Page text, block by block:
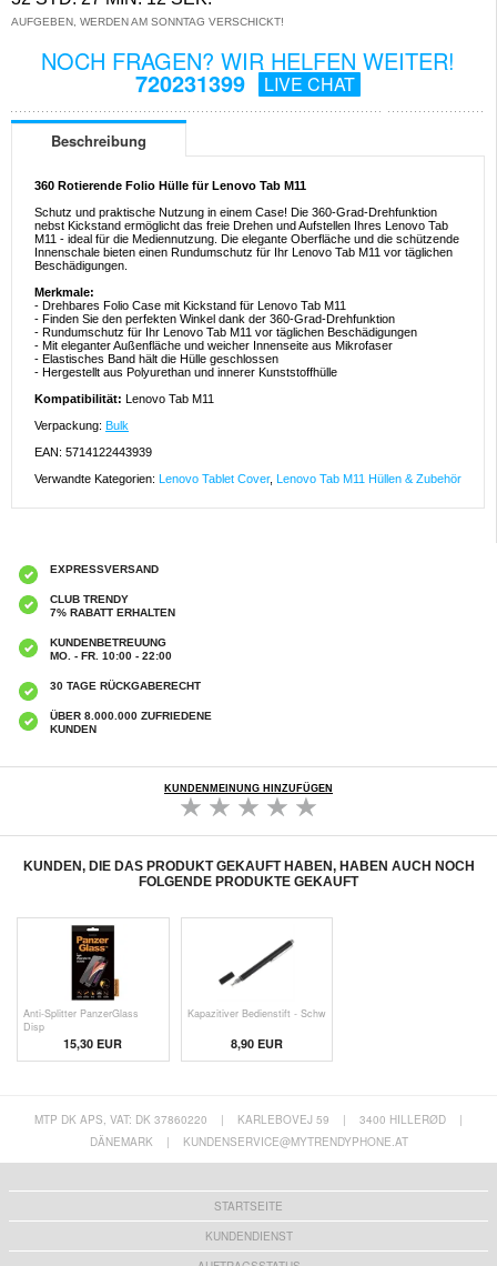
AUFGEBEN, WERDEN AM SONNTAG VERSCHICKT!
NOCH FRAGEN? WIR HELFEN WEITER!
720231399 LIVE CHAT
Beschreibung
360 Rotierende Folio Hülle für Lenovo Tab M11
Schutz und praktische Nutzung in einem Case! Die 360-Grad-Drehfunktion
nebst Kickstand ermöglicht das freie Drehen und Aufstellen Ihres Lenovo Tab
M11 - ideal für die Mediennutzung. Die elegante Oberfläche und die schützende
Innenschale bieten einen Rundumschutz für Ihr Lenovo Tab M11 vor täglichen
Beschädigungen.
Merkmale:
- Drehbares Folio Case mit Kickstand für Lenovo Tab M11
- Finden Sie den perfekten Winkel dank der 360-Grad-Drehfunktion
- Rundumschutz für Ihr Lenovo Tab M11 vor täglichen Beschädigungen
- Mit eleganter Außenfläche und weicher Innenseite aus Mikrofaser
- Elastisches Band hält die Hülle geschlossen
- Hergestellt aus Polyurethan und innerer Kunststoffhülle
Kompatibilität:
Lenovo Tab M11
Verpackung: Bulk
EAN: 5714122443939
Verwandte Kategorien:
Lenovo Tablet Cover, Lenovo Tab M11 Hüllen & Zubehör
EXPRESSVERSAND
CLUB TRENDY
7% RABATT ERHALTEN
KUNDENBETREUUNG
MO. - FR. 10:00 - 22:00
30 TAGE RÜCKGABERECHT
ÜBER 8.000.000 ZUFRIEDENE
KUNDEN
KUNDENMEINUNG HINZUFÜGEN
KUNDEN, DIE DAS PRODUKT GEKAUFT HABEN, HABEN AUCH NOCH
FOLGENDE PRODUKTE GEKAUFT
Anti-Splitter PanzerGlass
Disp
15,30 EUR
Kapazitiver Bedienstift - Schw
8,90 EUR
MTP DK APS, VAT: DK 37860220 | KARLEBOVEJ 59 | 3400 HILLERØD
|
DÄNEMARK
| KUNDENSERVICE@MYTRENDYPHONE.AT
STARTSEITE
KUNDENDIENST